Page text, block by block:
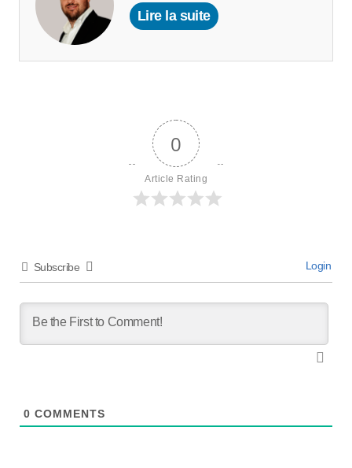
Lire la suite
0
Article Rating
Subscribe Login
0 COMMENTS